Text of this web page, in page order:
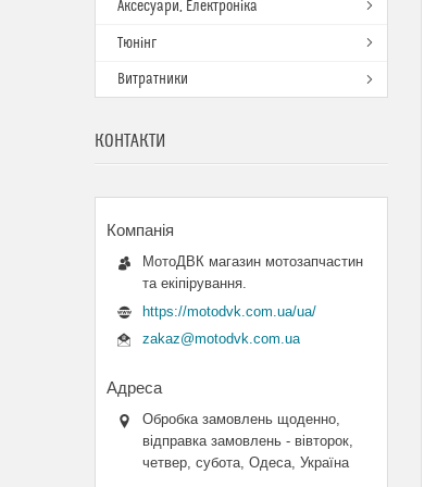
Аксесуари, Електроніка
Тюнінг
Витратники
КОНТАКТИ
МотоДВК магазин мотозапчастин
та екіпірування.
https://motodvk.com.ua/ua/
zakaz@motodvk.com.ua
Обробка замовлень щоденно,
відправка замовлень - вівторок,
четвер, субота, Одеса, Україна